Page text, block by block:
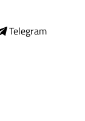
Telegram